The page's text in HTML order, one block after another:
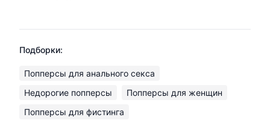
Подборки:
Попперсы для анального секса
Недорогие попперсы
Попперсы для женщин
Попперсы для фистинга